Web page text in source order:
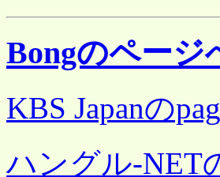
Bongのページ
KBS Japanの
ハングル-NET